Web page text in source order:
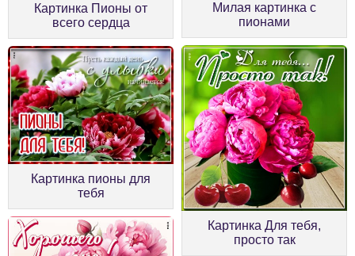
Картинка Пионы от
всего сердца
Милая картинка с
пионами
Картинка пионы для
тебя
Картинка Для тебя,
просто так